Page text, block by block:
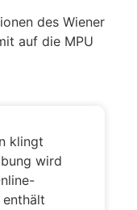
des Wiener
auf die MPU
klingt
wird